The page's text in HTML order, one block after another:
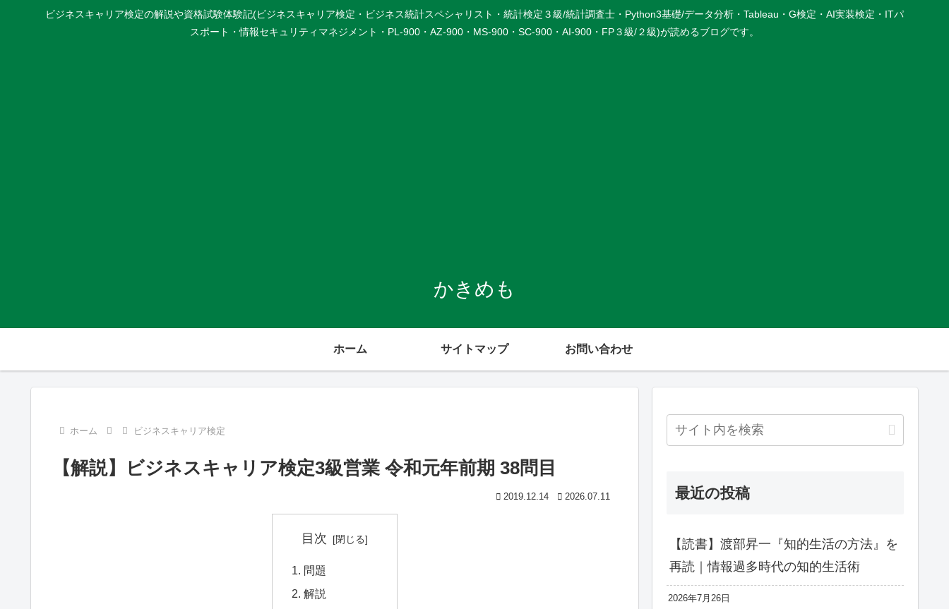
ビジネスキャリア検定の解説や資格試験体験記(ビジネスキャリア検定・ビジネス統計スペシャリスト・統計検定３級/統計調査士・Python3基礎/データ分析・Tableau・G検定・AI実装検定・ITパ
スポート・情報セキュリティマネジメント・PL-900・AZ-900・MS-900・SC-900・AI-900・FP３級/２級)が読めるブログです。
かきめも
ホーム サイトマップ お問い合わせ
ホーム ビジネスキャリア検定
【解説】ビジネスキャリア検定3級営業 令和元年前期 38問目
2019.12.14 2026.07.11
目次
問題
解説
最近の投稿
【読書】渡部昇一『知的生活の方法』を
再読｜情報過多時代の知的生活術
2026年7月26日